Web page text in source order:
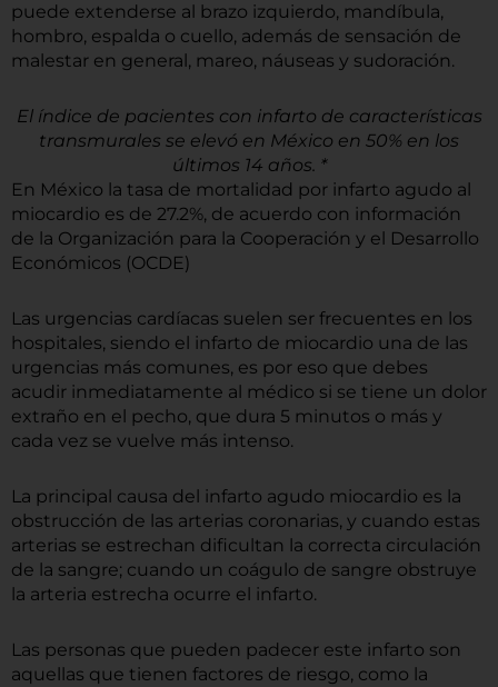
puede extenderse al brazo izquierdo, mandíbula,
hombro, espalda o cuello, además de sensación de
malestar en general, mareo, náuseas y sudoración.
El índice de pacientes con infarto de características
transmurales se elevó en México en 50% en los
últimos 14 años. *
En México la tasa de mortalidad por infarto agudo al
miocardio es de 27.2%, de acuerdo con información
de la Organización para la Cooperación y el Desarrollo
Económicos (OCDE)
Las urgencias cardíacas suelen ser frecuentes en los
hospitales, siendo el infarto de miocardio una de las
urgencias más comunes, es por eso que debes
acudir inmediatamente al médico si se tiene un dolor
extraño en el pecho, que dura 5 minutos o más y
cada vez se vuelve más intenso.
La principal causa del infarto agudo miocardio es la
obstrucción de las arterias coronarias, y cuando estas
arterias se estrechan dificultan la correcta circulación
de la sangre; cuando un coágulo de sangre obstruye
la arteria estrecha ocurre el infarto.
Las personas que pueden padecer este infarto son
aquellas que tienen factores de riesgo, como la